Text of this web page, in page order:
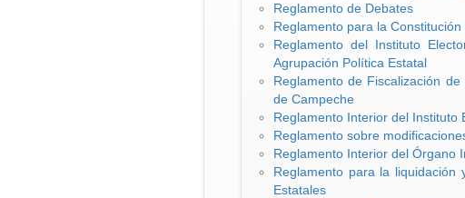
Reglamento de Debates
Reglamento para la
Reglamento del Instituto
Agrupación Política Estatal
Reglamento de Fiscalización
de Campeche
Reglamento Interior del Instituto
Reglamento sobre
Reglamento Interior del Órgano
Reglamento para la
Estatales